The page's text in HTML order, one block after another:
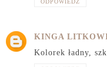
ODPOWIEDZ
KINGA
Kolorek ładny,